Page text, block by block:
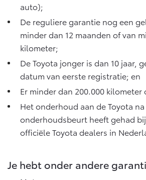
Proace (excl. BTW)
OOK ALS BATTERIJ-
ELEKTRISCH
Vanaf € 37.500,- Vanaf
Proace Max (excl. BTW)
OOK ALS BATTERIJ-
Hilux
OOK
auto);
De reguliere garantie nog een
minder dan 12 maanden of van
kilometer;
De Toyota jonger is dan 10 jaar,
datum van eerste registratie; en
Er minder dan 200.000
Het onderhoud aan de Toyota
onderhoudsbeurt heeft gehad
officiële Toyota dealers in
Je hebt onder andere